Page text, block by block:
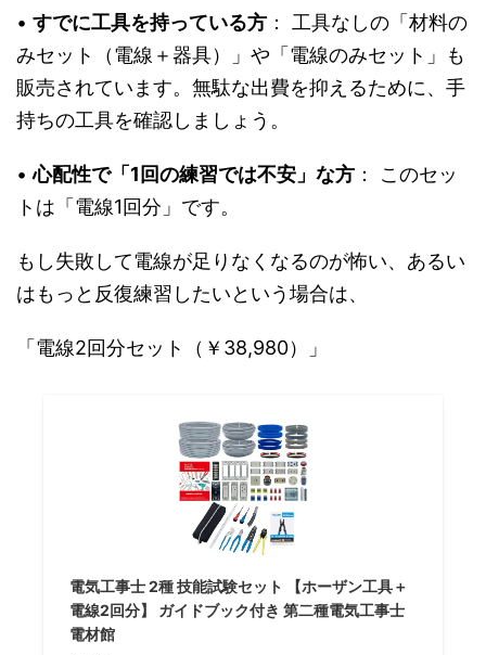
• すでに工具を持っている方 ： 工具なしの「材料の
みセット（電線＋器具）」や「電線のみセット」も
販売されています。無駄な出費を抑えるために、手
持ちの工具を確認しましょう。
•心配性で「1回の練習では不安」な方 ： このセッ
トは「電線1回分」です。
もし失敗して電線が足りなくなるのが怖い、あるい
はもっと反復練習したいという場合は、
「電線2回分セット（￥38,980）」
電気工事士 2種 技能試験セット 【ホーザン工具＋
電線2回分】 ガイドブック付き 第二種電気工事士
電材館